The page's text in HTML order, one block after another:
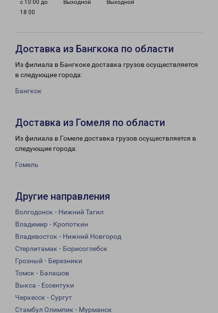
с 10:00 до
18:00
Выходной Выходной
Доставка из Бангкока по области
Из филиала в Бангкоке доставка грузов осуществляется
в следующие города:
Бангкок
Доставка из Гомеля по области
Из филиала в Гомеле доставка грузов осуществляется в
следующие города:
Гомель
Другие направления
Волгодонск - Нижний Тагил
Владимир - Кропоткин
Владивосток - Нижний Новгород
Стерлитамак - Борисоглебск
Грозный - Березники
Томск - Балашов
Выкса - Ессентуки
Черкесск - Сургут
Стамбул Олимпик - Мурманск